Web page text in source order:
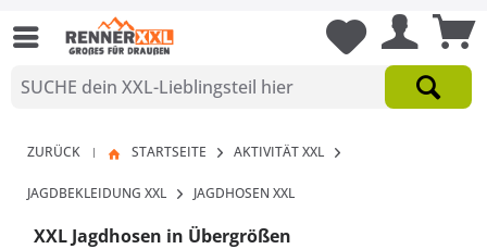
ZURÜCK | STARTSEITE AKTIVITÄT XXL
JAGDBEKLEIDUNG XXL JAGDHOSEN XXL
XXL Jagdhosen in Übergrößen